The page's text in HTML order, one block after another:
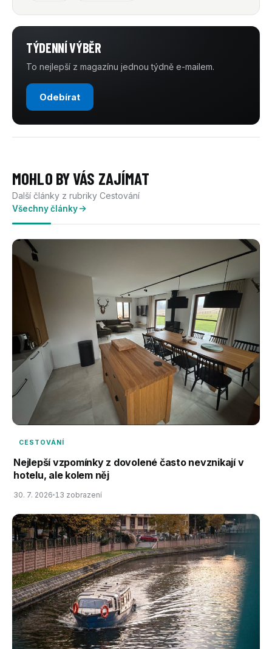
TÝDENNÍ VÝBĚR
To nejlepší z magazínu jednou týdně e-mailem.
Odebírat
MOHLO BY VÁS ZAJÍMAT
Další články z rubriky Cestování
Všechny články
CESTOVÁNÍ
Nejlepší vzpomínky z dovolené často nevznikají v
hotelu, ale kolem něj
30. 7. 2026 13 zobrazení